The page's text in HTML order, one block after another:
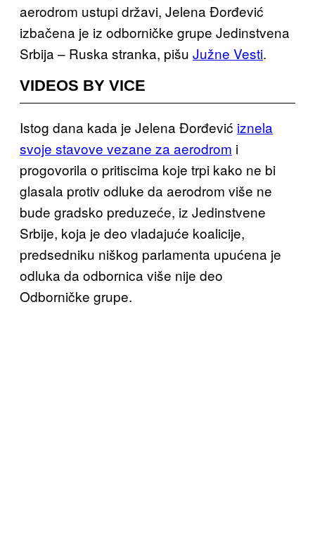
aerodrom ustupi državi, Jelena Đorđević
izbačena je iz odborničke grupe Jedinstvena
Srbija – Ruska stranka, pišu Južne Vesti.
VIDEOS BY VICE
Istog dana kada je Jelena Đorđević iznela
svoje stavove vezane za aerodrom i
progovorila o pritiscima koje trpi kako ne bi
glasala protiv odluke da aerodrom više ne
bude gradsko preduzeće, iz Jedinstvene
Srbije, koja je deo vladajuće koalicije,
predsedniku niškog parlamenta upućena je
odluka da odbornica više nije deo
Odborničke grupe.